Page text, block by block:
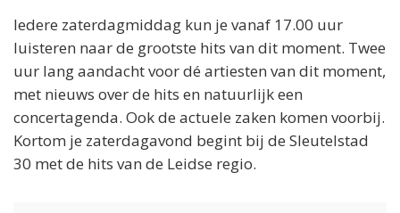
Iedere zaterdagmiddag kun je vanaf 17.00 uur
luisteren naar de grootste hits van dit moment. Twee
uur lang aandacht voor dé artiesten van dit moment,
met nieuws over de hits en natuurlijk een
concertagenda. Ook de actuele zaken komen voorbij.
Kortom je zaterdagavond begint bij de Sleutelstad
30 met de hits van de Leidse regio.